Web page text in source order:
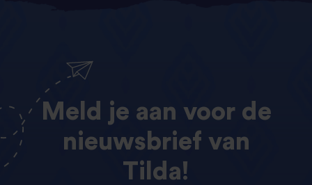
Meld je aan voor de
nieuwsbrief van
Tilda!